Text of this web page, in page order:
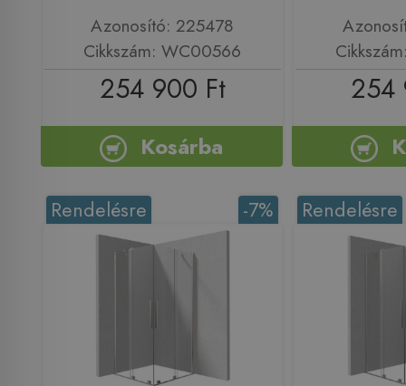
Azonosító: 225478
Cikkszám: WC00566
254 900 Ft
Kosárba
254
-7%
Rendelésre Rendelésre